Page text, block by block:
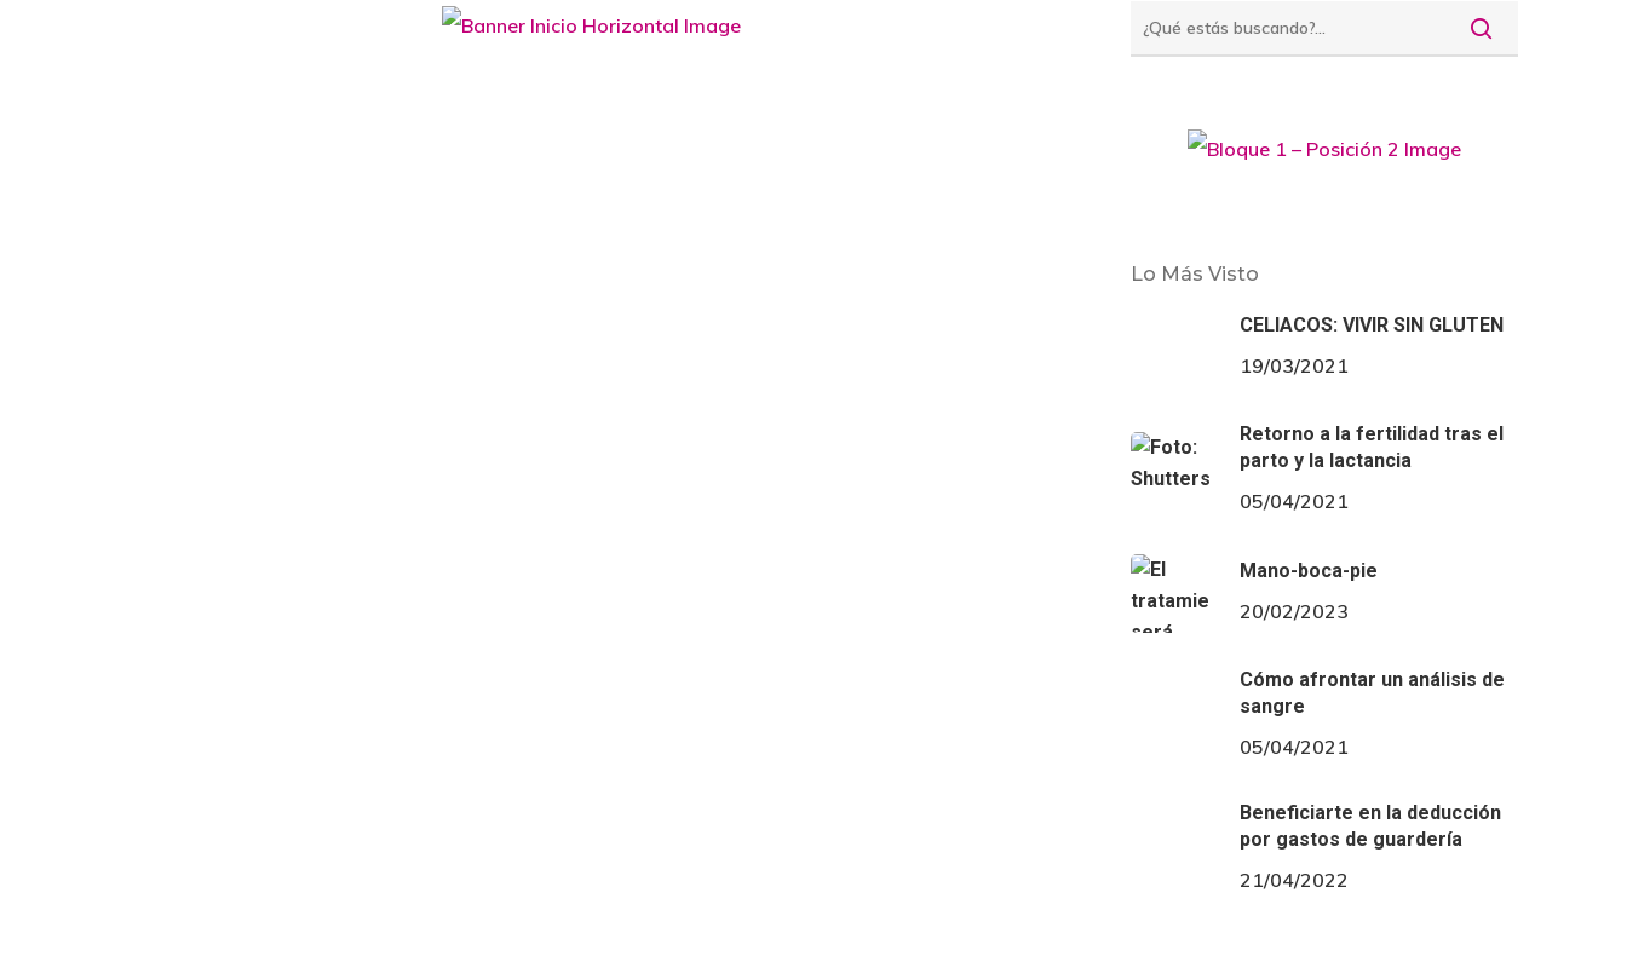
Lo Más Visto
CELIACOS: VIVIR SIN GLUTEN
19/03/2021
Retorno a la fertilidad tras el
parto y la lactancia
05/04/2021
Mano-boca-pie
20/02/2023
Cómo afrontar un análisis de
sangre
05/04/2021
Beneficiarte en la deducción
por gastos de guardería
21/04/2022